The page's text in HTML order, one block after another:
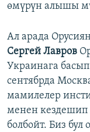
өмүрүн алышы
Ал арада
Сергей Лавров
Украинага
сентябрда
мамилелер
менен
болбойт. Биз бул